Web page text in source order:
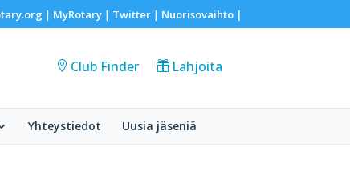
| MyRotary| Twitter| Nuorisovaihto|
Club Finder Lahjoita
Yhteystiedot Uusia jäseniä